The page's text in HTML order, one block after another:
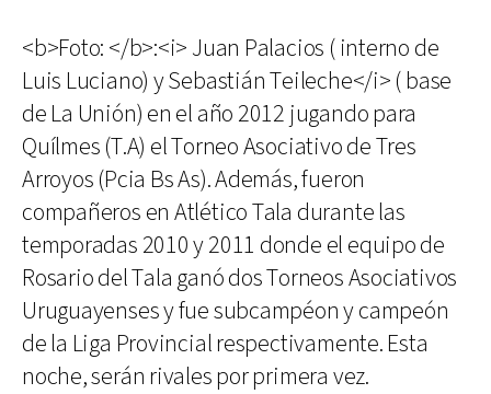
<b>Foto: </b>:<i> Juan Palacios ( interno de
Luis Luciano) y Sebastián Teileche</i> ( base
de La Unión) en el año 2012 jugando para
Quílmes (T.A) el Torneo Asociativo de Tres
Arroyos (Pcia Bs As). Además, fueron
compañeros en Atlético Tala durante las
temporadas 2010 y 2011 donde el equipo de
Rosario del Tala ganó dos Torneos Asociativos
Uruguayenses y fue subcampéon y campeón
de la Liga Provincial respectivamente. Esta
noche, serán rivales por primera vez.